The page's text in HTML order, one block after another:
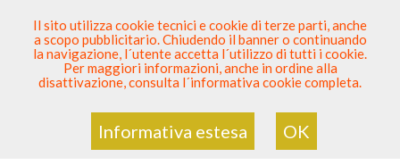
SEI DENTISTA? PARTECIPA
Sei QuiElenco Dentista Sicuro > Odontoiatria>
Ambulatori Dentistici>Abruzzo>L'aquila >CAP 67100
ZONA CON CAP 67100
Il sito utilizza cookie tecnici e cookie di terze parti, anche
a scopo pubblicitario. Chiudendo il banner o continuando
la navigazione, l´utente accetta l´utilizzo di tutti i cookie.
Per maggiori informazioni, anche in ordine alla
disattivazione, consulta l´informativa cookie completa.
Informativa estesa OK